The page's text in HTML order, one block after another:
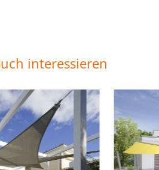
interessieren